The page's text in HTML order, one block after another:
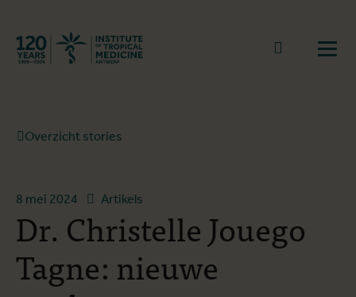
Terug naar start
Naar
Overzicht stories
8 mei 2024 Artikels
Dr. Christelle Jouego
Tagne: nieuwe